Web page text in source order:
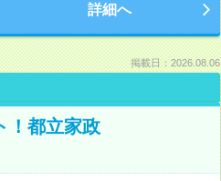
詳細へ
掲載日：2026.08.06
！都立家政